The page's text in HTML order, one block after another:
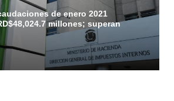
de enero 2021
millones; superan